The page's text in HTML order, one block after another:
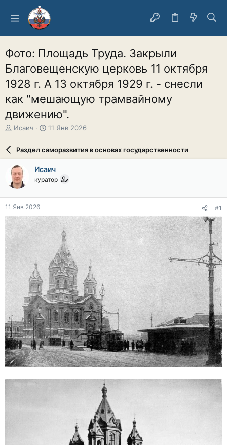
Фото: Площадь Труда. Закрыли
Благовещенскую церковь 11 октября
1928 г. А 13 октября 1929 г. - снесли
как "мешающую трамвайному
движению".
А
о
р
т
е
м
ы
Исаич
Д
а
а
ч
л
11 Янв 2026
Раздел саморазвития в основах государственности
Исаич
куратор
11 Янв 2026 #1